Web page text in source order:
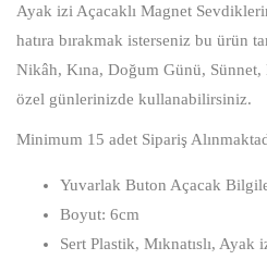
Ayak izi Açacaklı Magnet
hatıra bırakmak isterseniz bu ürün
Nikâh, Kına, Doğum Günü,
özel günlerinizde kullanabilirsiniz.
Minimum 15 adet Sipariş
Yuvarlak Buton Açacak
Boyut: 6cm
Sert Plastik, Mıknatıslı, Ayak